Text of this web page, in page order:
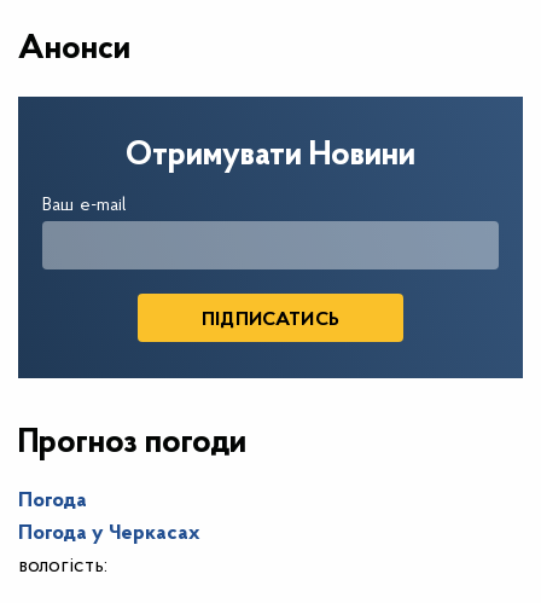
Анонси
Отримувати Новини
Ваш e-mail
Прогноз погоди
Погода
Погода у Черкасах
вологість: